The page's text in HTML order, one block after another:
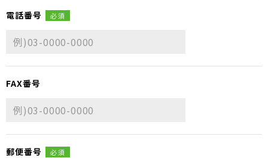
電話番号 必須
FAX番号
郵便番号 必須